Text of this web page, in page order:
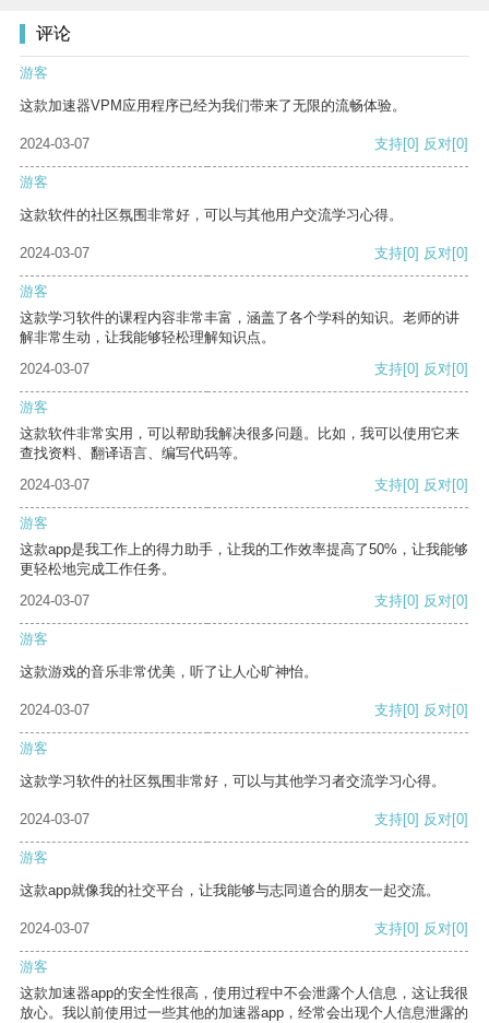
评论
游客
这款加速器VPM应用程序已经为我们带来了无限的流畅体验。
2024-03-07 支持[0] 反对[0]
游客
这款软件的社区氛围非常好，可以与其他用户交流学习心得。
2024-03-07 支持[0] 反对[0]
游客
这款学习软件的课程内容非常丰富，涵盖了各个学科的知识。老师的讲
解非常生动，让我能够轻松理解知识点。
2024-03-07
支持[0] 反对[0]
游客
这款软件非常实用，可以帮助我解决很多问题。比如，我可以使用它来
查找资料、翻译语言、编写代码等。
2024-03-07
支持[0] 反对[0]
游客
这款app是我工作上的得力助手，让我的工作效率提高了50%，让我能够
更轻松地完成工作任务。
2024-03-07
支持[0] 反对[0]
游客
这款游戏的音乐非常优美，听了让人心旷神怡。
2024-03-07 支持[0] 反对[0]
游客
这款学习软件的社区氛围非常好，可以与其他学习者交流学习心得。
2024-03-07 支持[0] 反对[0]
游客
这款app就像我的社交平台，让我能够与志同道合的朋友一起交流。
2024-03-07 支持[0] 反对[0]
游客
这款加速器app的安全性很高，使用过程中不会泄露个人信息，这让我很
放心。我以前使用过一些其他的加速器app，经常会出现个人信息泄露的